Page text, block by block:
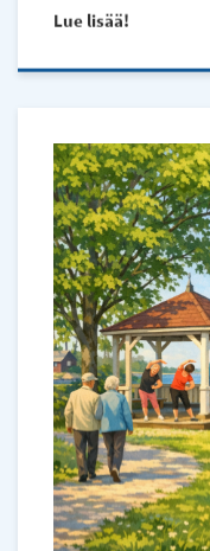
Lue lisää